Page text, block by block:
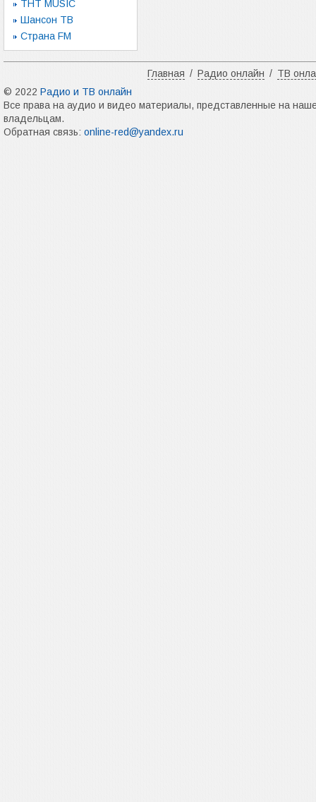
ТНТ MUSIC
Шансон ТВ
Страна FM
Главная / Радио онлайн / ТВ
© 2022 Радио и ТВ онлайн
Все права на аудио и видео материалы, представленные на
владельцам.
Обратная связь: online-red@yandex.ru